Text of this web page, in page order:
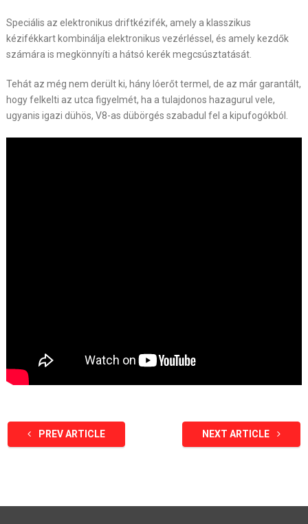
Speciális az elektronikus driftkézifék, amely a klasszikus
kézifékkart kombinálja elektronikus vezérléssel, és amely kezdők
számára is megkönnyíti a hátsó kerék megcsúsztatását.
Tehát az még nem derült ki, hány lóerőt termel, de az már garantált,
hogy felkelti az utca figyelmét, ha a tulajdonos hazagurul vele,
ugyanis igazi dühös, V8-as dübörgés szabadul fel a kipufogókból.
PREV ARTICLE NEXT ARTICLE